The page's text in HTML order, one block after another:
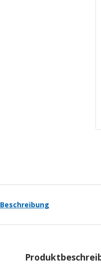
Beschreibung